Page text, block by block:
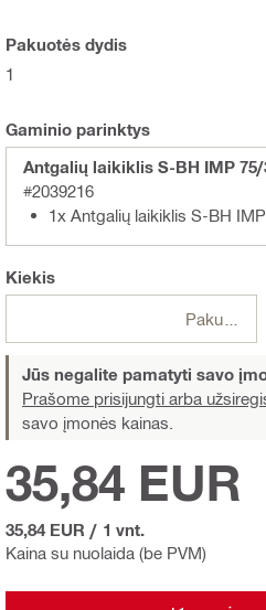
Pakuotės dydis
1
Gaminio parinktys
Antgalių laikiklis S-BH IMP
#2039216
1x Antgalių laikiklis S-BH
Kiekis
Pakuotės
Jūs negalite pamatyti savo
Prašome prisijungti arba
savo įmonės kainas.
Kaina su nuolaida (be PVM)
35,84 EUR
35,84 EUR / 1 vnt.